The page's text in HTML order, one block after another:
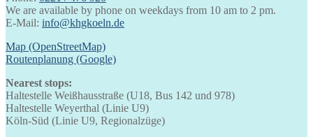
We are available by phone on weekdays from 10 am to 2 pm.
E-Mail: info@khgkoeln.de
Map (OpenStreetMap)
Routenplanung (Google)
Nearest stops:
Haltestelle Weißhausstraße (U18, Bus 142 und 978)
Haltestelle Weyerthal (Linie U9)
Köln-Süd (Linie U9, Regionalzüge)